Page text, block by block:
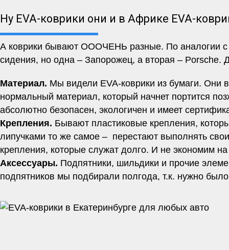
Ну EVA-коврики они и в Африке EVA-
А коврики бывают ОООЧЕНЬ разные. По аналогии с
сидения, но одна – Запорожец, а вторая – Porsche.
Материал. Мы видели EVA-коврики из бумаги. Они
нормальный материал, который начнет портится
абсолютно безопасен, экологичен и имеет
Крепления. Бывают пластиковые крепления,
липучками то же самое – перестают выполнять
крепления, которые служат долго. И не экономим на
Аксессуары. Подпятники, шильдики и прочие
подпятников мы подбирали полгода, т.к. нужно